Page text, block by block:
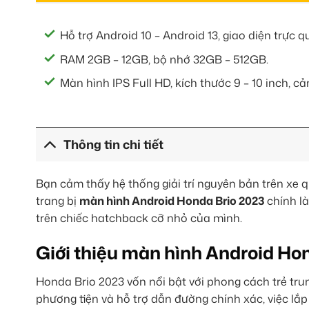
Hỗ trợ Android 10 – Android 13, giao diện trực
RAM 2GB – 12GB, bộ nhớ 32GB – 512GB.
Màn hình IPS Full HD, kích thước 9 – 10 inch,
Thông tin chi tiết
Bạn cảm thấy hệ thống giải trí nguyên bản trên xe
trang bị màn hình Android Honda Brio 2023chính
trên chiếc hatchback cỡ nhỏ của mình.
Giới thiệu màn hình Android
Honda Brio 2023 vốn nổi bật với phong cách trẻ
phương tiện và hỗ trợ dẫn đường chính xác, việc